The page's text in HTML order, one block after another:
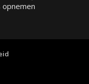
opnemen